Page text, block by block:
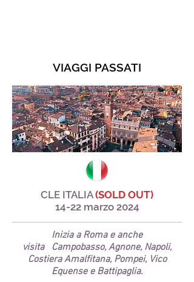
VIAGGI PASSATI
CLE ITALIA(SOLD OUT)
14-22 marzo 2024
Inizia a Roma e anche
visita
Campobasso, Agnone, Napoli,
Costiera Amalfitana, Pompei, Vico
Equense e Battipaglia.